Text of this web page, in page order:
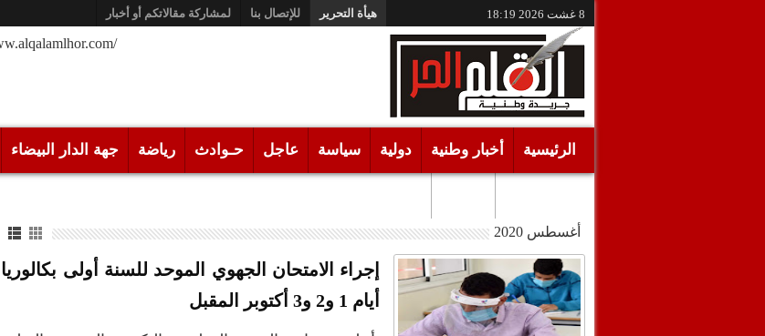
8 غشت 2026 18:19 هيأة التحرير للإتصال بنا لمشاركة مقالاتكم أو أخبار
/www.alqalamlhor.com
الرئيسية أخبار وطنية دولية سياسة عاجل حـوادث رياضة جهة الدار البيضاء
أغسطس 2020
إجراء الامتحان الجهوي الموحد للسنة أولى بكالوريا
أيام 1 و2 و3 أكتوبر المقبل